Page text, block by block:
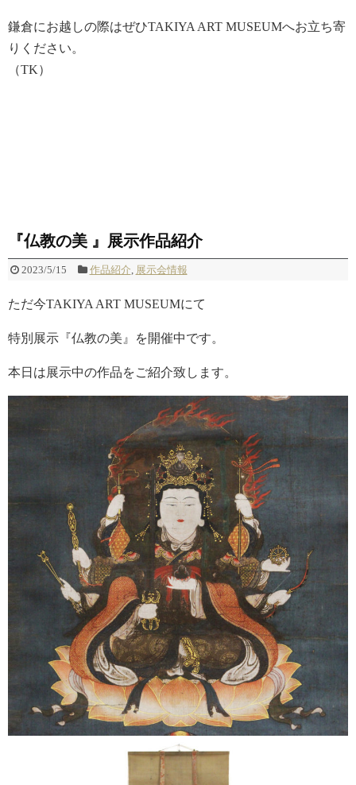
鎌倉にお越しの際はぜひTAKIYA ART MUSEUMへお立ち寄
りください。
（TK）
『仏教の美 』展示作品紹介
2023/5/15 作品紹介, 展示会情報
ただ今TAKIYA ART MUSEUMにて
特別展示『仏教の美』を開催中です。
本日は展示中の作品をご紹介致します。